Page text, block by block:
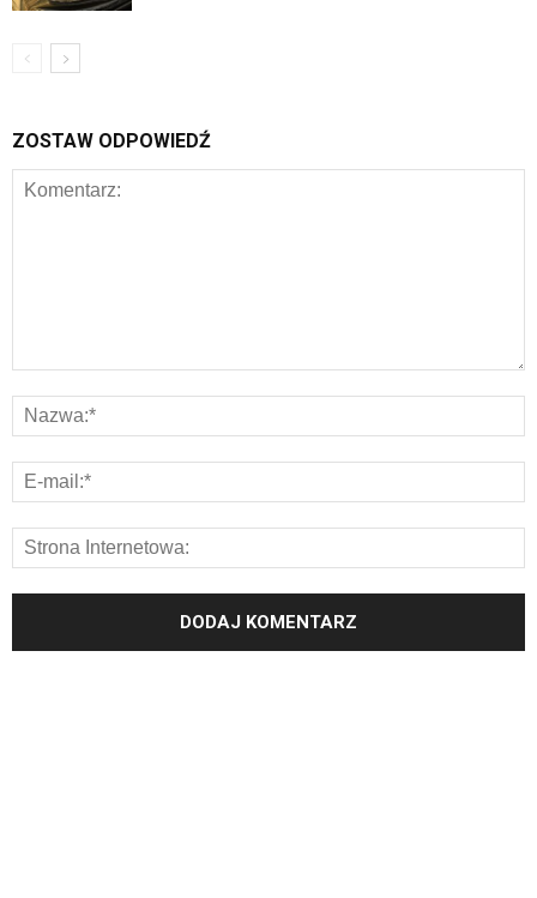
ZOSTAW ODPOWIEDŹ